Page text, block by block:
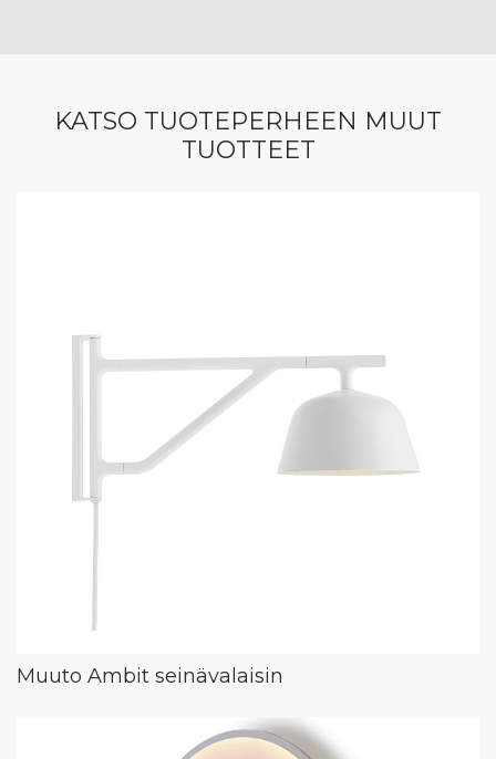
KATSO TUOTEPERHEEN MUUT
TUOTTEET
Muuto Ambit seinävalaisin